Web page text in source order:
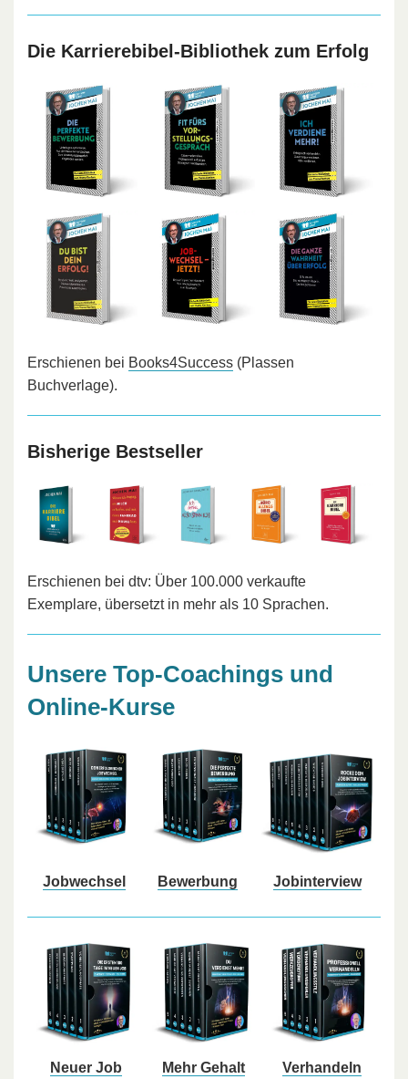
Die Karrierebibel-Bibliothek zum Erfolg
Erschienen bei Books4Success (Plassen
Buchverlage).
Bisherige Bestseller
Erschienen bei dtv: Über 100.000 verkaufte
Exemplare, übersetzt in mehr als 10 Sprachen.
Unsere Top-Coachings und
Online-Kurse
Jobwechsel Bewerbung Jobinterview
Neuer Job Mehr Gehalt Verhandeln